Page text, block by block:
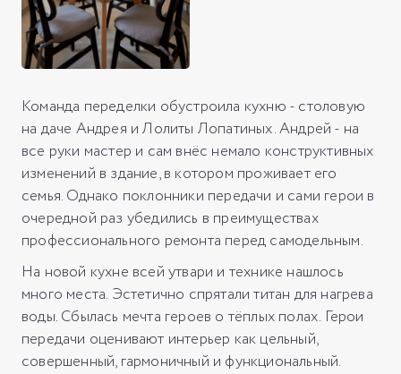
Команда переделки обустроила кухню - столовую
на даче Андрея и Лолиты Лопатиных. Андрей - на
все руки мастер и сам внёс немало конструктивных
изменений в здание, в котором проживает его
семья. Однако поклонники передачи и сами герои в
очередной раз убедились в преимуществах
профессионального ремонта перед самодельным.
На новой кухне всей утвари и технике нашлось
много места. Эстетично спрятали титан для нагрева
воды. Сбылась мечта героев о тёплых полах. Герои
передачи оценивают интерьер как цельный,
совершенный, гармоничный и функциональный.